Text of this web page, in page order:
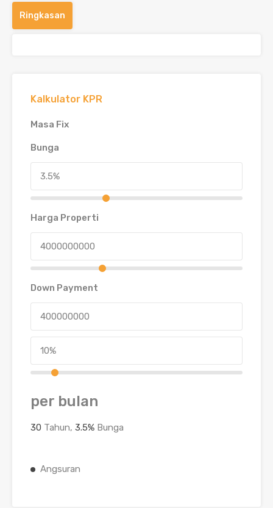
Ringkasan
Kalkulator KPR
Masa Fix
Bunga
Harga Properti
Down Payment
per bulan
30 Tahun, 3.5% Bunga
Angsuran